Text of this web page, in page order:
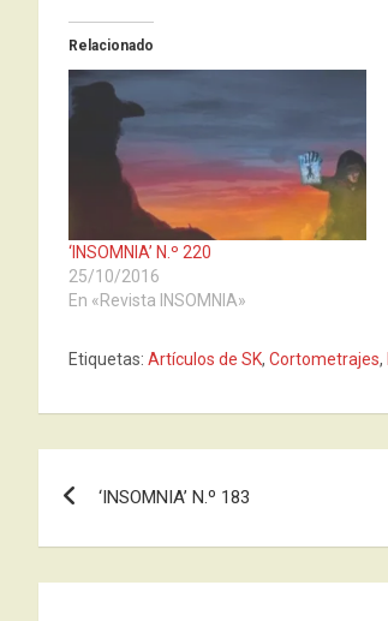
Relacionado
‘INSOMNIA’ N.º 220
25/10/2016
En «Revista INSOMNIA»
Etiquetas: Artículos de SK, Cortometrajes,
entradas
‘INSOMNIA’ N.º 183